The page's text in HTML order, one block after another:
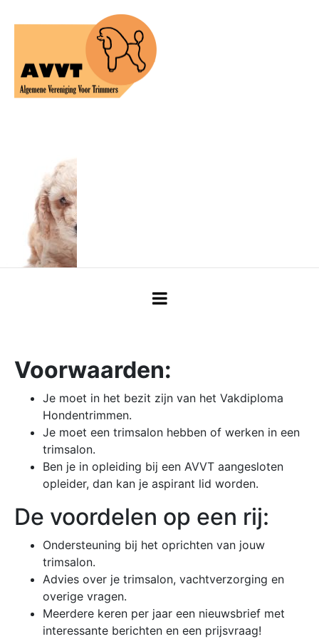
Voorwaarden:
Je moet in het bezit zijn van het Vakdiploma
Hondentrimmen.
Je moet een trimsalon hebben of werken in een
trimsalon.
Ben je in opleiding bij een AVVT aangesloten
opleider, dan kan je aspirant lid worden.
De voordelen op een rij:
Ondersteuning bij het oprichten van jouw
trimsalon.
Advies over je trimsalon, vachtverzorging en
overige vragen.
Meerdere keren per jaar een nieuwsbrief met
interessante berichten en een prijsvraag!